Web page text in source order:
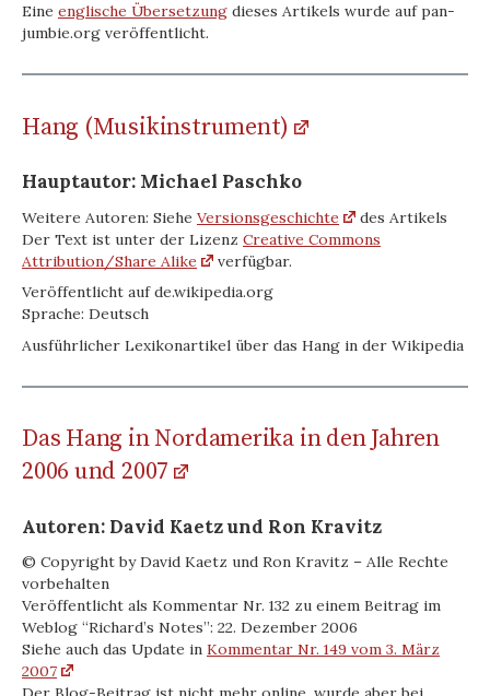
Eine englische Übersetzung dieses Artikels wurde auf pan-
jumbie.org veröffentlicht.
Hang (Musikinstrument)
Hauptautor: Michael Paschko
Weitere Autoren: Siehe Versionsgeschichte
des Artikels
Der Text ist unter der Lizenz Creative Commons
Attribution/Share Alike
verfügbar.
Veröffentlicht auf de.wikipedia.org
Sprache: Deutsch
Ausführlicher Lexikonartikel über das Hang in der Wikipedia
Das Hang in Nordamerika in den Jahren
2006 und 2007
Autoren: David Kaetz und Ron Kravitz
© Copyright by David Kaetz und Ron Kravitz – Alle Rechte
vorbehalten
Veröffentlicht als Kommentar Nr. 132 zu einem Beitrag im
Weblog “Richard’s Notes”: 22. Dezember 2006
Siehe auch das Update in Kommentar Nr. 149 vom 3. März
2007